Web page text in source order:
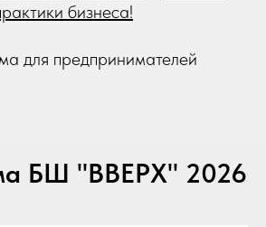
бизнеса!
для предпринимателей
БШ "ВВЕРХ" 2026